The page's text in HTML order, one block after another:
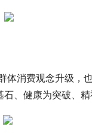
体消费观念升级，
石、健康为突破、精